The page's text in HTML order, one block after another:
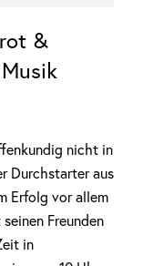
&
nicht in
Durchstarter aus
Erfolg vor allem
Freunden
in